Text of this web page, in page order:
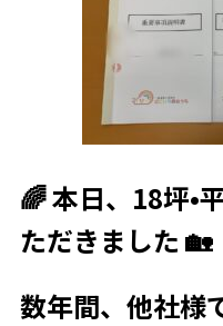
🌈 本日、18坪•
ただきました 🏡
数年間、他社様